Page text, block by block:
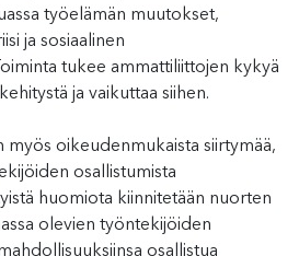
työelämän muutokset,
ja sosiaalinen
tukee ammattiliittojen kykyä
ja vaikuttaa siihen.
myös oikeudenmukaista siirtymää,
osallistumista
huomiota kiinnitetään nuorten
olevien työntekijöiden
osallistua